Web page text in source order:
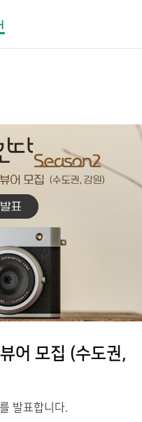
어 모집 (수도권,
발표합니다.